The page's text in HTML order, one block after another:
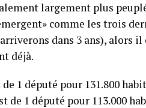
largement plus
comme les trois
dans 3 ans), alors
déjà.
1 député pour 131.800
de 1 député pour 113.000